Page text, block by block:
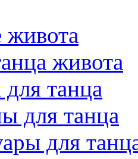
живота
живота
танца
для танца
для